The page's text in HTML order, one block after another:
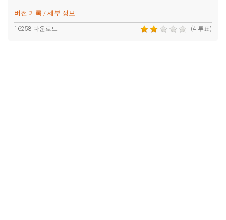
버전 기록 / 세부 정보
(4 투표)
16258 다운로드